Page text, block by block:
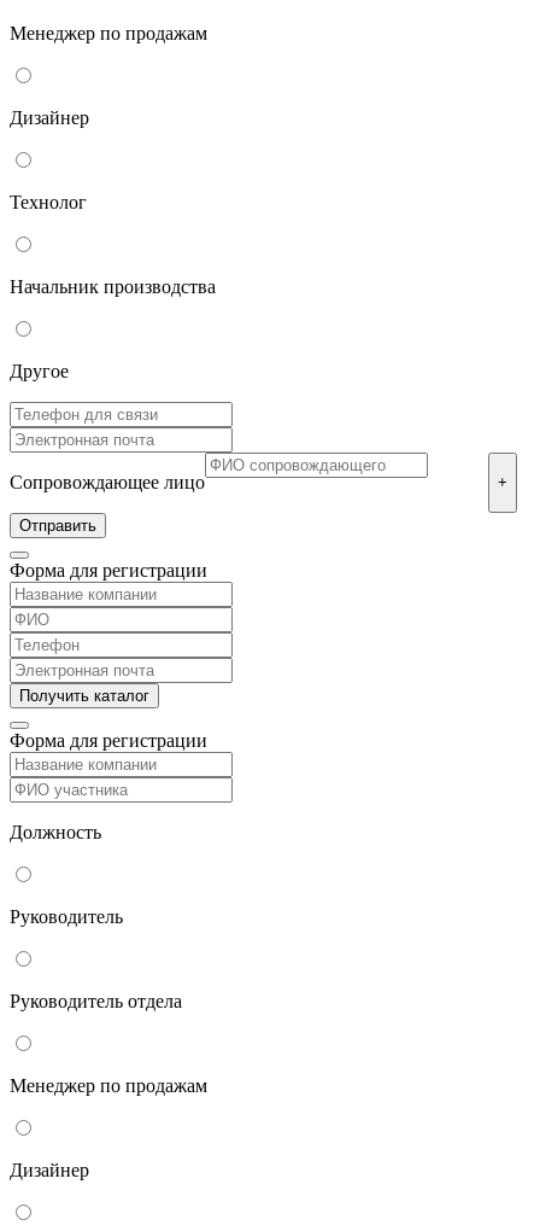
Менеджер по продажам
Дизайнер
Технолог
Начальник производства
Другое
Сопровождающее лицо +
Форма для регистрации
Форма для регистрации
Должность
Руководитель
Руководитель отдела
Менеджер по продажам
Дизайнер